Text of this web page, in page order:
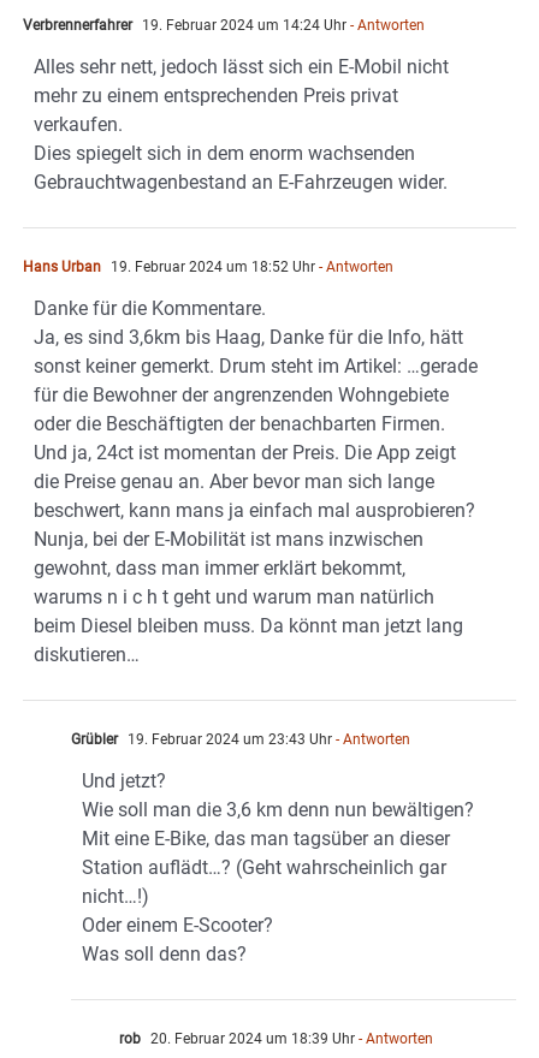
Verbrennerfahrer 19. Februar 2024 um 14:24 Uhr - Antworten
Alles sehr nett, jedoch lässt sich ein E-Mobil nicht
mehr zu einem entsprechenden Preis privat
verkaufen.
Dies spiegelt sich in dem enorm wachsenden
Gebrauchtwagenbestand an E-Fahrzeugen wider.
Hans Urban 19. Februar 2024 um 18:52 Uhr - Antworten
Danke für die Kommentare.
Ja, es sind 3,6km bis Haag, Danke für die Info, hätt
sonst keiner gemerkt. Drum steht im Artikel: …gerade
für die Bewohner der angrenzenden Wohngebiete
oder die Beschäftigten der benachbarten Firmen.
Und ja, 24ct ist momentan der Preis. Die App zeigt
die Preise genau an. Aber bevor man sich lange
beschwert, kann mans ja einfach mal ausprobieren?
Nunja, bei der E-Mobilität ist mans inzwischen
gewohnt, dass man immer erklärt bekommt,
warums n i c h t geht und warum man natürlich
beim Diesel bleiben muss. Da könnt man jetzt lang
diskutieren…
Grübler 19. Februar 2024 um 23:43 Uhr - Antworten
Und jetzt?
Wie soll man die 3,6 km denn nun bewältigen?
Mit eine E-Bike, das man tagsüber an dieser
Station auflädt…? (Geht wahrscheinlich gar
nicht…!)
Oder einem E-Scooter?
Was soll denn das?
rob 20. Februar 2024 um 18:39 Uhr - Antworten